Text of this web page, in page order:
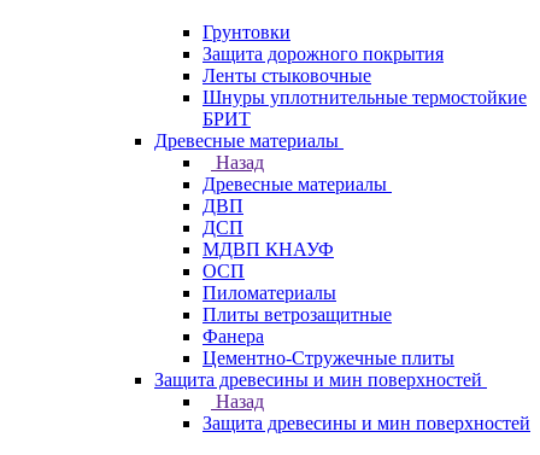
Грунтовки
Защита дорожного покрытия
Ленты стыковочные
Шнуры уплотнительные термостойкие
БРИТ
Древесные материалы
Назад
Древесные материалы
ДВП
ДСП
МДВП КНАУФ
ОСП
Пиломатериалы
Плиты ветрозащитные
Фанера
Цементно-Стружечные плиты
Защита древесины и мин поверхностей
Назад
Защита древесины и мин поверхностей